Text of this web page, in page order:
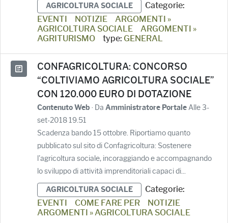
AGRICOLTURA SOCIALE
Categorie:
EVENTI
NOTIZIE
ARGOMENTI »
AGRICOLTURA SOCIALE
ARGOMENTI »
AGRITURISMO
type: GENERAL
CONFAGRICOLTURA: CONCORSO
“COLTIVIAMO AGRICOLTURA SOCIALE”
CON 120.000 EURO DI DOTAZIONE
Contenuto Web · Da Amministratore PortaleAlle 3-
set-2018 19.51
Scadenza bando 15 ottobre. Riportiamo quanto
pubblicato sul sito di Confagricoltura: Sostenere
l'agricoltura sociale, incoraggiando e accompagnando
lo sviluppo di attività imprenditoriali capaci di...
AGRICOLTURA SOCIALE
Categorie:
EVENTI
COME FARE PER
NOTIZIE
ARGOMENTI » AGRICOLTURA SOCIALE